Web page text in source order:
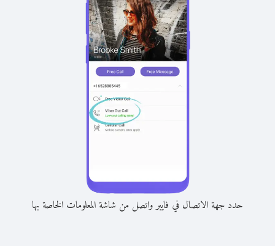
حدد جهة الاتصال في فايبر واتصل من شاشة المعلومات الخاصة بها